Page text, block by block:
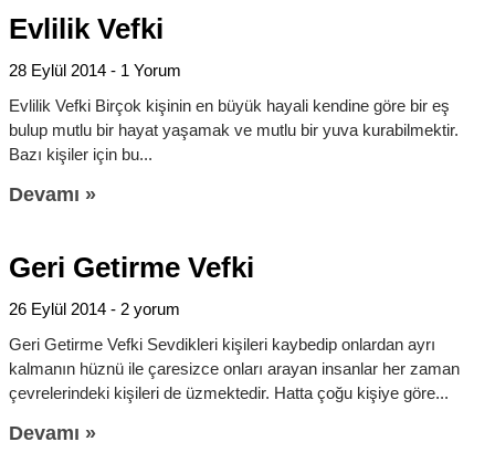
Evlilik Vefki
28 Eylül 2014
1 Yorum
Evlilik Vefki Birçok kişinin en büyük hayali kendine göre bir eş
bulup mutlu bir hayat yaşamak ve mutlu bir yuva kurabilmektir.
Bazı kişiler için bu
Devamı »
Geri Getirme Vefki
26 Eylül 2014
2 yorum
Geri Getirme Vefki Sevdikleri kişileri kaybedip onlardan ayrı
kalmanın hüznü ile çaresizce onları arayan insanlar her zaman
çevrelerindeki kişileri de üzmektedir. Hatta çoğu kişiye göre
Devamı »